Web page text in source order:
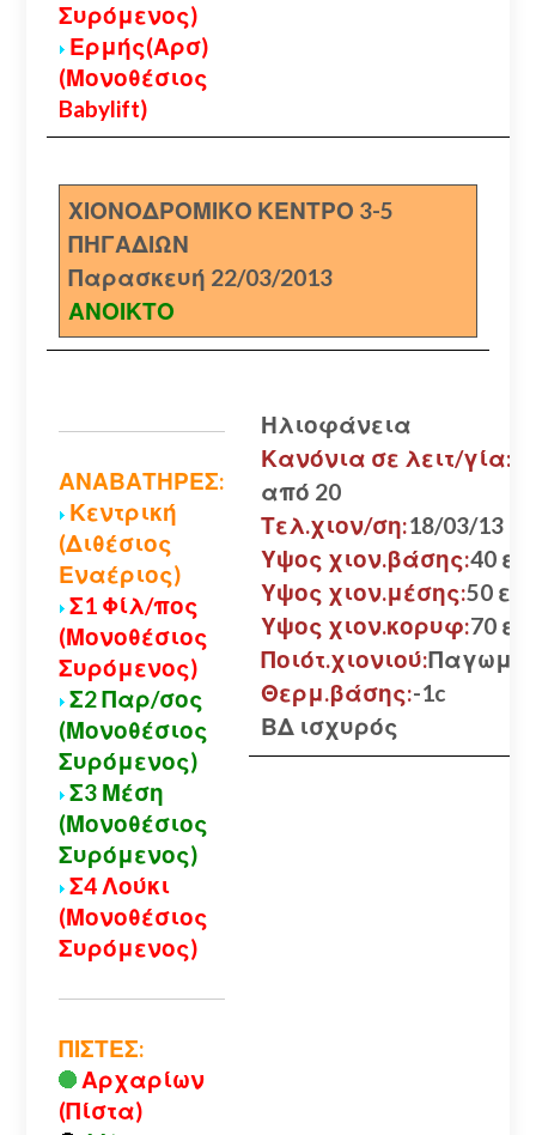
Συρόμενος)
Ερμής(Αρσ)
(Μονοθέσιος
Babylift)
ΧΙΟΝΟΔΡΟΜΙΚΟ ΚΕΝΤΡΟ 3-5
ΠΗΓΑΔΙΩΝ
Παρασκευή 22/03/2013
ΑΝΟΙΚΤΟ
ΑΝΑΒΑΤΗΡΕΣ:
Κεντρική
(Διθέσιος
Εναέριος)
Σ1 Φίλ/πος
(Μονοθέσιος
Συρόμενος)
Σ2 Παρ/σος
(Μονοθέσιος
Συρόμενος)
Σ3 Μέση
(Μονοθέσιος
Συρόμενος)
Σ4 Λούκι
(Μονοθέσιος
Συρόμενος)
ΠΙΣΤΕΣ:
Αρχαρίων
(Πίστα)
Ηλιοφάνεια
Κανόνια σε λειτ/γία:
από 20
Τελ.χιον/ση:18/03/13
Υψος χιον.βάσης:40 εκ.
Υψος χιον.μέσης:50 εκ.
Υψος χιον.κορυφ:70 εκ.
Ποιότ.χιονιού:
Θερμ.βάσης:-1c
ΒΔ ισχυρός